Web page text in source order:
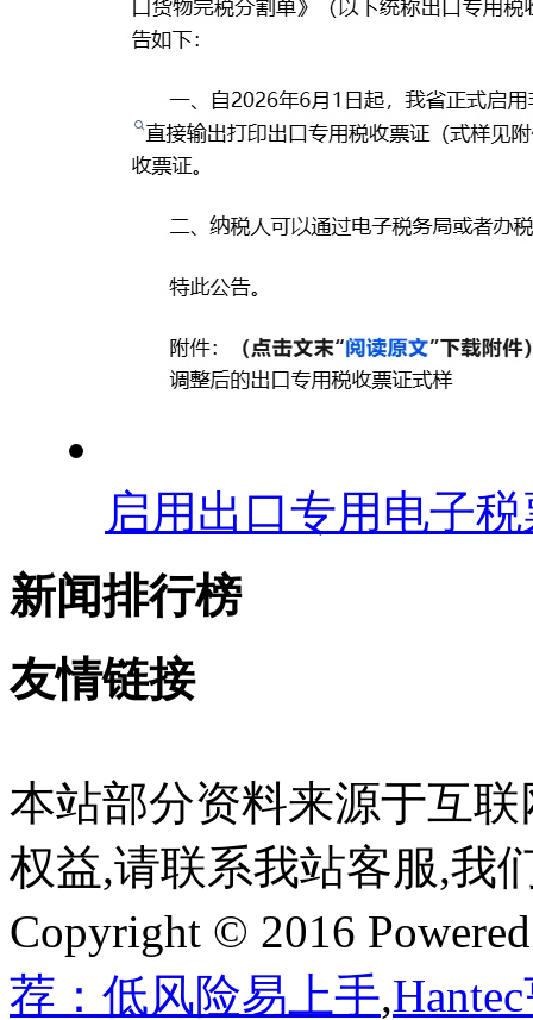
启用出口专用电子
新闻排行榜
友情链接
本站部分资料来源于互
权益,请联系我站客服,我
Copyright © 2016
荐：低风险易上手,